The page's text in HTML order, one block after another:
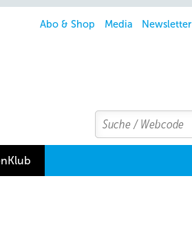
Abo & Shop Media Newsletter
Search
Suchen